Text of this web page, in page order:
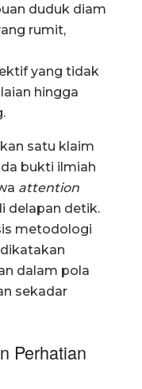
duduk diam
rumit,
yang tidak
hingga
satu klaim
bukti ilmiah
attention
delapan detik.
metodologi
dalam pola
sekadar
Perhatian